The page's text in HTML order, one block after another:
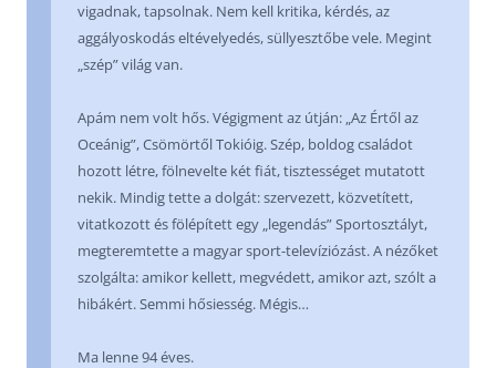
vigadnak, tapsolnak. Nem kell kritika, kérdés, az
aggályoskodás eltévelyedés, süllyesztőbe vele. Megint
„szép” világ van.
Apám nem volt hős. Végigment az útján: „Az Értől az
Oceánig”, Csömörtől Tokióig. Szép, boldog családot
hozott létre, fölnevelte két fiát, tisztességet mutatott
nekik. Mindig tette a dolgát: szervezett, közvetített,
vitatkozott és fölépített egy „legendás” Sportosztályt,
megteremtette a magyar sport-televíziózást. A nézőket
szolgálta: amikor kellett, megvédett, amikor azt, szólt a
hibákért. Semmi hősiesség. Mégis…
Ma lenne 94 éves.